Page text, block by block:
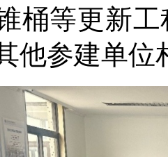
桶等更新
他参建单位